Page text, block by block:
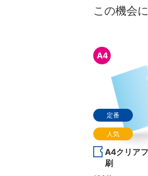
この機会
A4
定番
人気
A4クリア
刷